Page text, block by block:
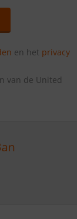
en het privacy
van de United